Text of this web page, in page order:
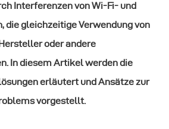
Interferenzen von Wi-Fi- und
die gleichzeitige Verwendung von
oder andere
In diesem Artikel werden die
erläutert und Ansätze zur
vorgestellt.